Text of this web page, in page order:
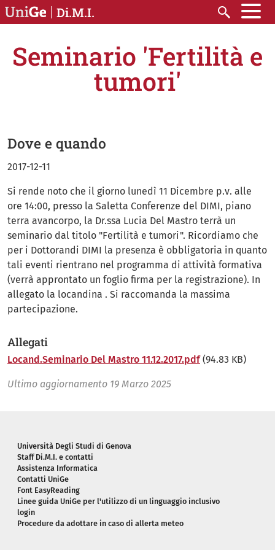
Salta al contenuto principale
Di.M.I. Cerca
Seminario 'Fertilità e
tumori'
Dove e quando
2017-12-11
Si rende noto che il giorno lunedì 11 Dicembre p.v. alle
ore 14:00, presso la Saletta Conferenze del DIMI, piano
terra avancorpo, la Dr.ssa Lucia Del Mastro terrà un
seminario dal titolo "Fertilità e tumori". Ricordiamo che
per i Dottorandi DIMI la presenza è obbligatoria in quanto
tali eventi rientrano nel programma di attività formativa
(verrà approntato un foglio firma per la registrazione). In
allegato la locandina . Si raccomanda la massima
partecipazione.
Allegati
Locand.Seminario Del Mastro 11.12.2017.pdf (94.83 KB)
Ultimo aggiornamento 19 Marzo 2025
Piè di pagina
Università Degli Studi di Genova
Staff Di.M.I. e contatti
Assistenza Informatica
Contatti UniGe
Font EasyReading
Linee guida UniGe per l'utilizzo di un linguaggio inclusivo
login
Procedure da adottare in caso di allerta meteo